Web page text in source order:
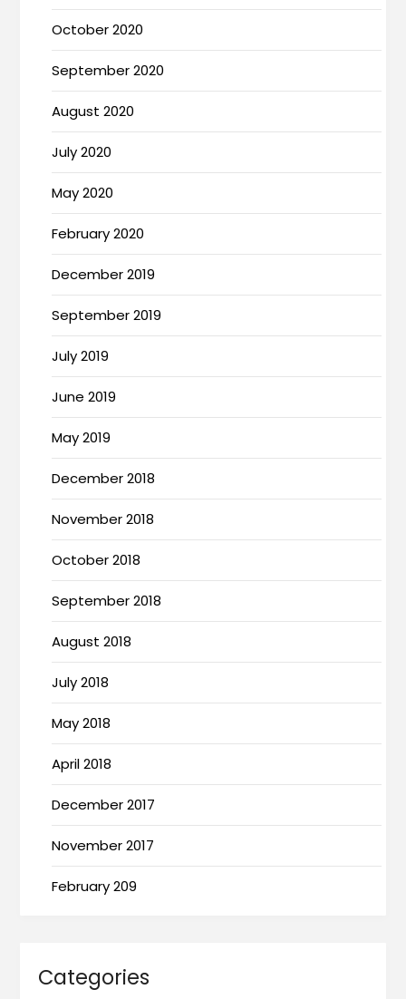
October 2020
September 2020
August 2020
July 2020
May 2020
February 2020
December 2019
September 2019
July 2019
June 2019
May 2019
December 2018
November 2018
October 2018
September 2018
August 2018
July 2018
May 2018
April 2018
December 2017
November 2017
February 209
Categories